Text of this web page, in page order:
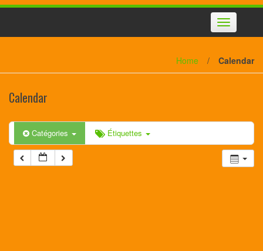
Toggle
navigation
Home / Calendar
Calendar
Catégories Étiquettes